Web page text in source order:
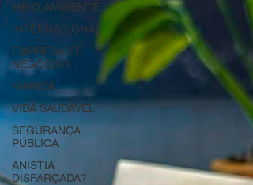
MEIO AMBIENTE
INTERNACIONAL
EMPRESAS E
NEGÓCIOS
MARICÁ
VIDA SAUDÁVEL
SEGURANÇA
PÚBLICA
ANISTIA
DISFARÇADA?